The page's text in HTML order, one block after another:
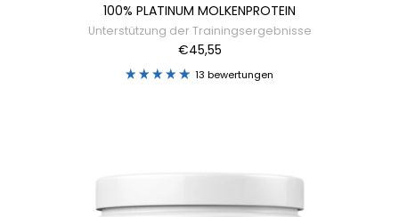
100% PLATINUM MOLKENPROTEIN
Unterstützung der Trainingsergebnisse
€45,55
13 bewertungen